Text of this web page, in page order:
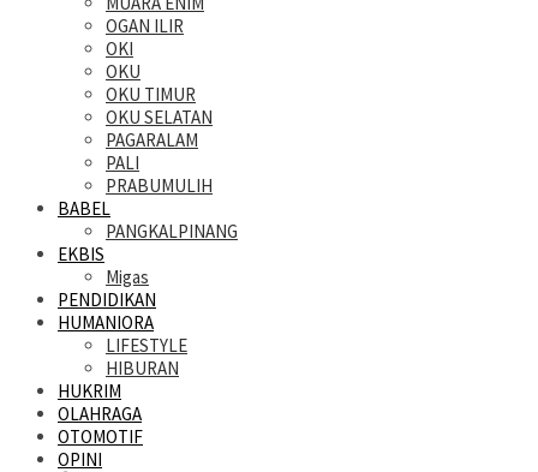
OGAN ILIR
OKI
OKU
OKU TIMUR
OKU SELATAN
PAGARALAM
PALI
PRABUMULIH
BABEL
PANGKALPINANG
EKBIS
Migas
PENDIDIKAN
HUMANIORA
LIFESTYLE
HIBURAN
HUKRIM
OLAHRAGA
OTOMOTIF
OPINI